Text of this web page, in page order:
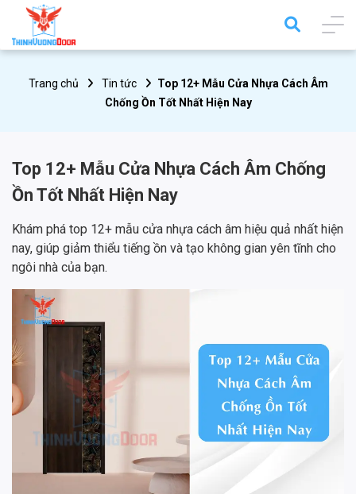
Trang chủ Tin tức
Top 12+ Mẫu Cửa Nhựa Cách Âm
Chống Ồn Tốt Nhất Hiện Nay
Top 12+ Mẫu Cửa Nhựa Cách Âm Chống
Ồn Tốt Nhất Hiện Nay
Khám phá top 12+ mẫu cửa nhựa cách âm hiệu quả nhất hiện
nay, giúp giảm thiểu tiếng ồn và tạo không gian yên tĩnh cho
ngôi nhà của bạn.